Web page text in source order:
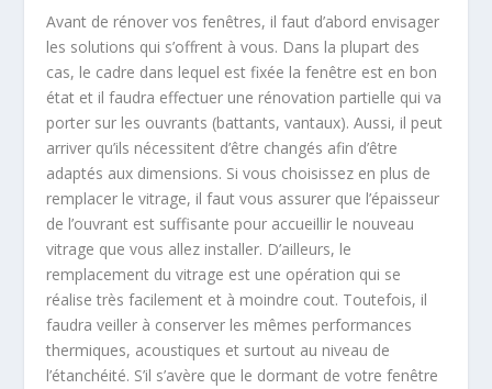
Avant de rénover vos fenêtres, il faut d’abord envisager
les solutions qui s’offrent à vous. Dans la plupart des
cas, le cadre dans lequel est fixée la fenêtre est en bon
état et il faudra effectuer une rénovation partielle qui va
porter sur les ouvrants (battants, vantaux). Aussi, il peut
arriver qu’ils nécessitent d’être changés afin d’être
adaptés aux dimensions. Si vous choisissez en plus de
remplacer le vitrage, il faut vous assurer que l’épaisseur
de l’ouvrant est suffisante pour accueillir le nouveau
vitrage que vous allez installer. D’ailleurs, le
remplacement du vitrage est une opération qui se
réalise très facilement et à moindre cout. Toutefois, il
faudra veiller à conserver les mêmes performances
thermiques, acoustiques et surtout au niveau de
l’étanchéité. S’il s’avère que le dormant de votre fenêtre